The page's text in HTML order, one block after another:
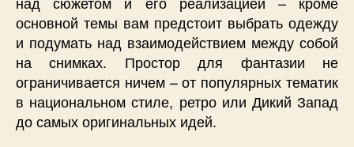
основной темы вам предстоит выбрать одежду
и подумать над взаимодействием между собой
на снимках. Простор для фантазии не
ограничивается ничем – от популярных тематик
в национальном стиле, ретро или Дикий Запад
до самых оригинальных идей.